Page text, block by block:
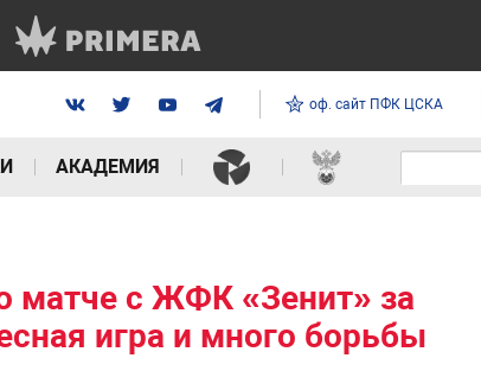
оф. сайт ПФК ЦСКА
АКАДЕМИЯ
матче с ЖФК «Зенит» за
игра и много борьбы